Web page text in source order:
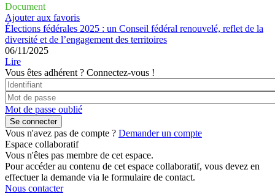
Document
Ajouter aux favoris
Élections fédérales 2025 : un Conseil fédéral renouvelé, reflet de la
diversité et de l’engagement des territoires
06/11/2025
Lire
Vous êtes adhérent ? Connectez-vous !
Mot de passe oublié
Vous n'avez pas de compte ? Demander un compte
Espace collaboratif
Vous n'êtes pas membre de cet espace.
Pour accéder au contenu de cet espace collaboratif, vous devez en
effectuer la demande via le formulaire de contact.
Nous contacter